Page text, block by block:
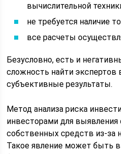
вычислительной
не требуется наличие
все расчеты
Безусловно, есть и
сложность найти
субъективные результаты.
Метод анализа риска
инвесторами для выявления
собственных средств из-за
Такое явление может быть